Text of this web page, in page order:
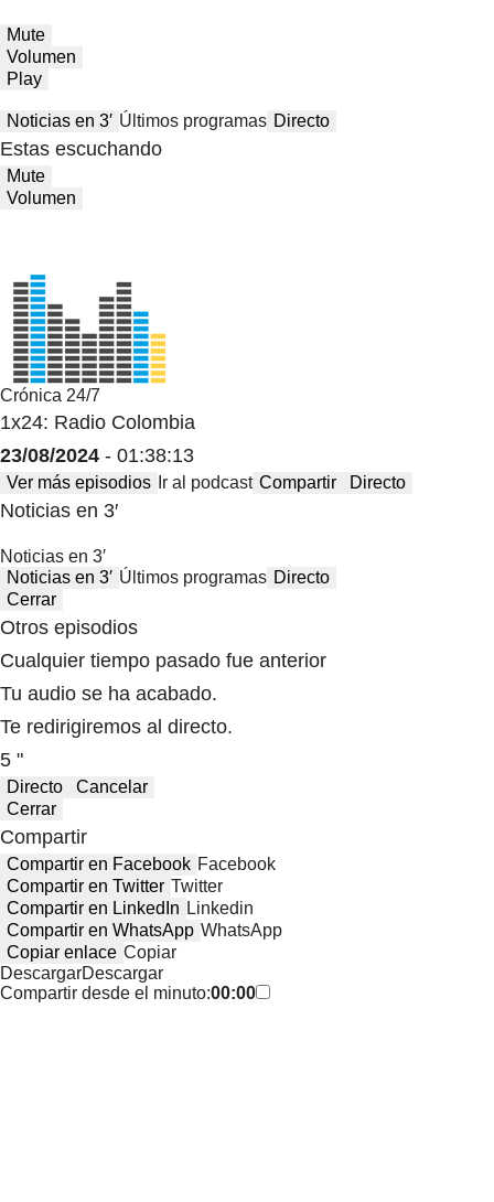
Mute
Volumen
Play
Noticias en 3′ Últimos programas Directo
Estas escuchando
Mute
Volumen
Crónica 24/7
1x24: Radio Colombia
23/08/2024 - 01:38:13
Ver más episodios Ir al podcast Compartir Directo
Noticias en 3′
Noticias en 3′
Noticias en 3′ Últimos programas Directo
Cerrar
Otros episodios
Cualquier tiempo pasado fue anterior
Tu audio se ha acabado.
Te redirigiremos al directo.
5 "
Directo
Cancelar
Cerrar
Compartir
Compartir en Facebook Facebook
Compartir en Twitter Twitter
Compartir en LinkedIn Linkedin
Compartir en WhatsApp WhatsApp
Copiar enlace Copiar
DescargarDescargar
Compartir desde el minuto:00:00